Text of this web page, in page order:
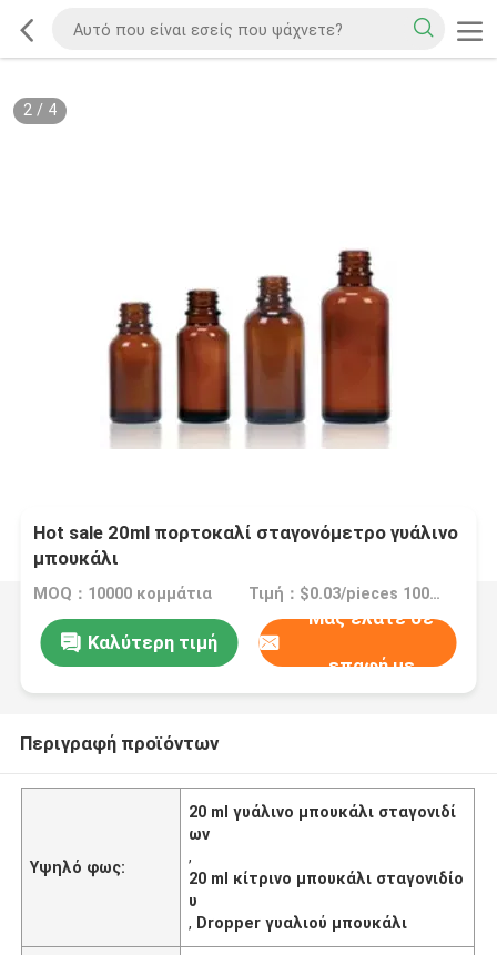
2/ 4
Hot sale 20ml πορτοκαλί σταγονόμετρο γυάλινο
μπουκάλι
MOQ：10000 κομμάτια Τιμή：$0.03/pieces 10000-299999 pieces
Καλύτερη τιμή
Μας ελάτε σε
επαφή με
Περιγραφή προϊόντων
Υψηλό φως:
20 ml γυάλινο μπουκάλι σταγονιδί
ων
,
20 ml κίτρινο μπουκάλι σταγονιδίο
υ
, Dropper γυαλιού μπουκάλι